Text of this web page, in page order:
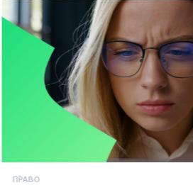
ПРАВО